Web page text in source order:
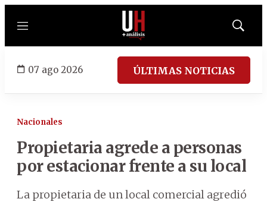
Menú
Mostrar
07 ago 2026 ÚLTIMAS NOTICIAS
Nacionales
Propietaria agrede a personas
por estacionar frente a su local
La propietaria de un local comercial agredió